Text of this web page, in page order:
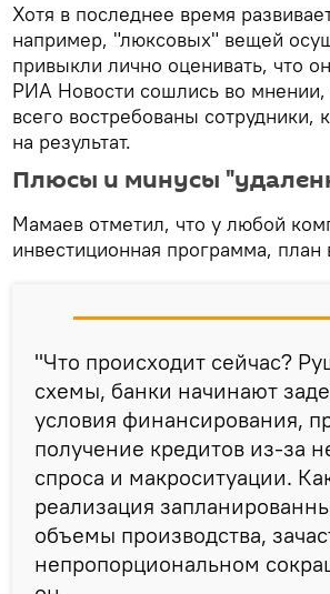
Хотя в последнее время
например, "люксовых" вещей
привыкли лично оценивать, что
РИА Новости сошлись во
всего востребованы
на результат.
Плюсы и минусы
Мамаев отметил, что у любой
инвестиционная программа,
"Что происходит сейчас?
схемы, банки начинают
условия финансирования,
получение кредитов из-за
спроса и макроситуации.
реализация
объемы производства,
непропорциональном